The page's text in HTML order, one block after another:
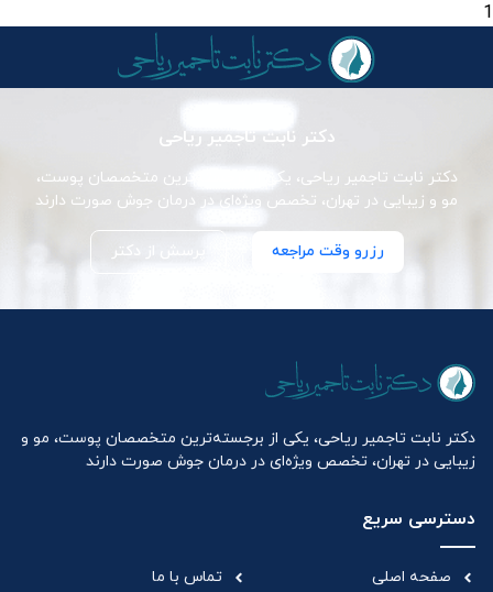
1
دکتر نابت تاجمیر ریاحی
دکتر نابت تاجمیر ریاحی، یکی از برجسته‌ترین متخصصان پوست،
مو و زیبایی در تهران، تخصص ویژه‌ای در درمان جوش صورت دارند
رزرو وقت مراجعه پرسش از دکتر
دکتر نابت تاجمیر ریاحی، یکی از برجسته‌ترین متخصصان پوست، مو و
زیبایی در تهران، تخصص ویژه‌ای در درمان جوش صورت دارند
دسترسی سریع
صفحه اصلی تماس با ما